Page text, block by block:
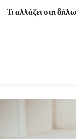
Τι αλλάζει στη